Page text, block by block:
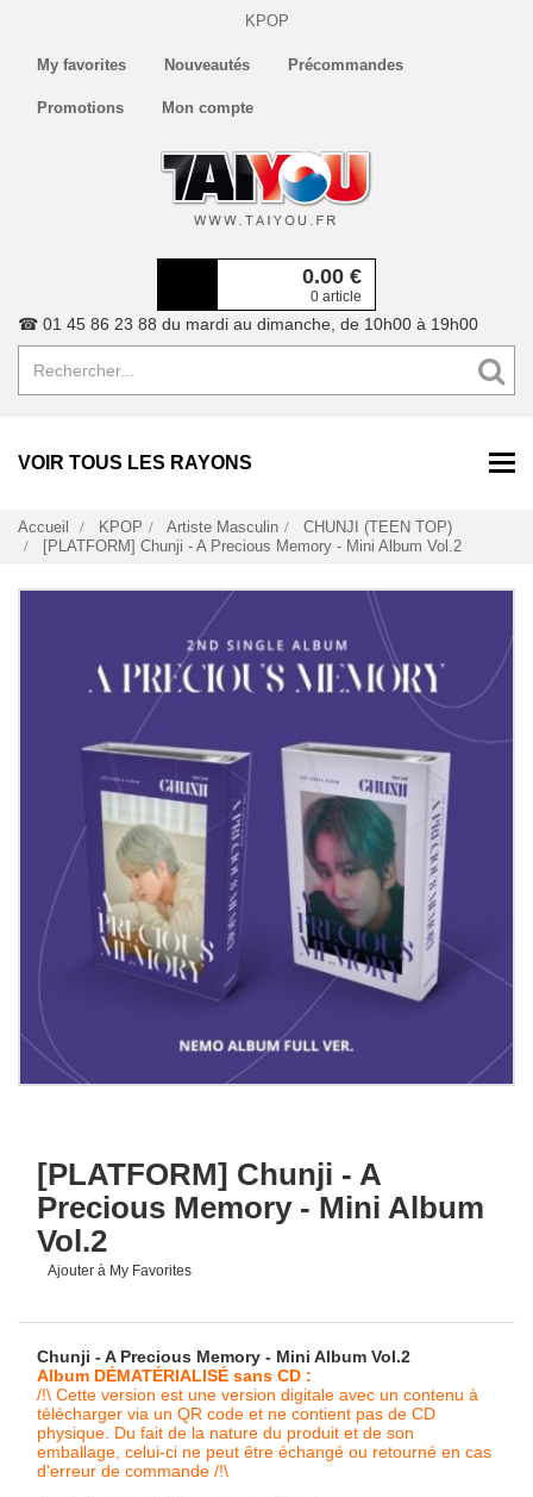
KPOP
My favorites Nouveautés Précommandes
Promotions Mon compte
0.00 €
0 article
☎ 01 45 86 23 88 du mardi au dimanche, de 10h00 à 19h00
VOIR TOUS LES RAYONS
Accueil KPOP Artiste Masculin
CHUNJI (TEEN TOP)
[PLATFORM] Chunji - A Precious Memory - Mini Album Vol.2
[PLATFORM] Chunji - A
Precious Memory - Mini Album
Vol.2
Ajouter à My Favorites
Chunji - A Precious Memory - Mini Album Vol.2
Album DÉMATÉRIALISÉ sans CD :
/!\ Cette version est une version digitale avec un contenu à
télécharger via un QR code et ne contient pas de CD
physique. Du fait de la nature du produit et de son
emballage, celui-ci ne peut être échangé ou retourné en cas
d'erreur de commande /!\